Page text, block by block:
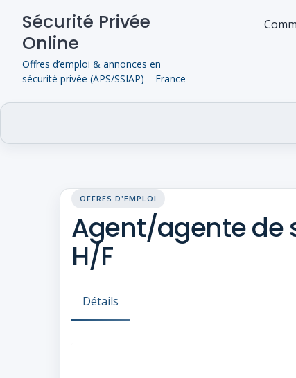
content
Sécurité Privée
Online
Offres d’emploi & annonces en
sécurité privée (APS/SSIAP) – France
OFFRES D'EMPLOI
Agent/agente de
H/F
Détails